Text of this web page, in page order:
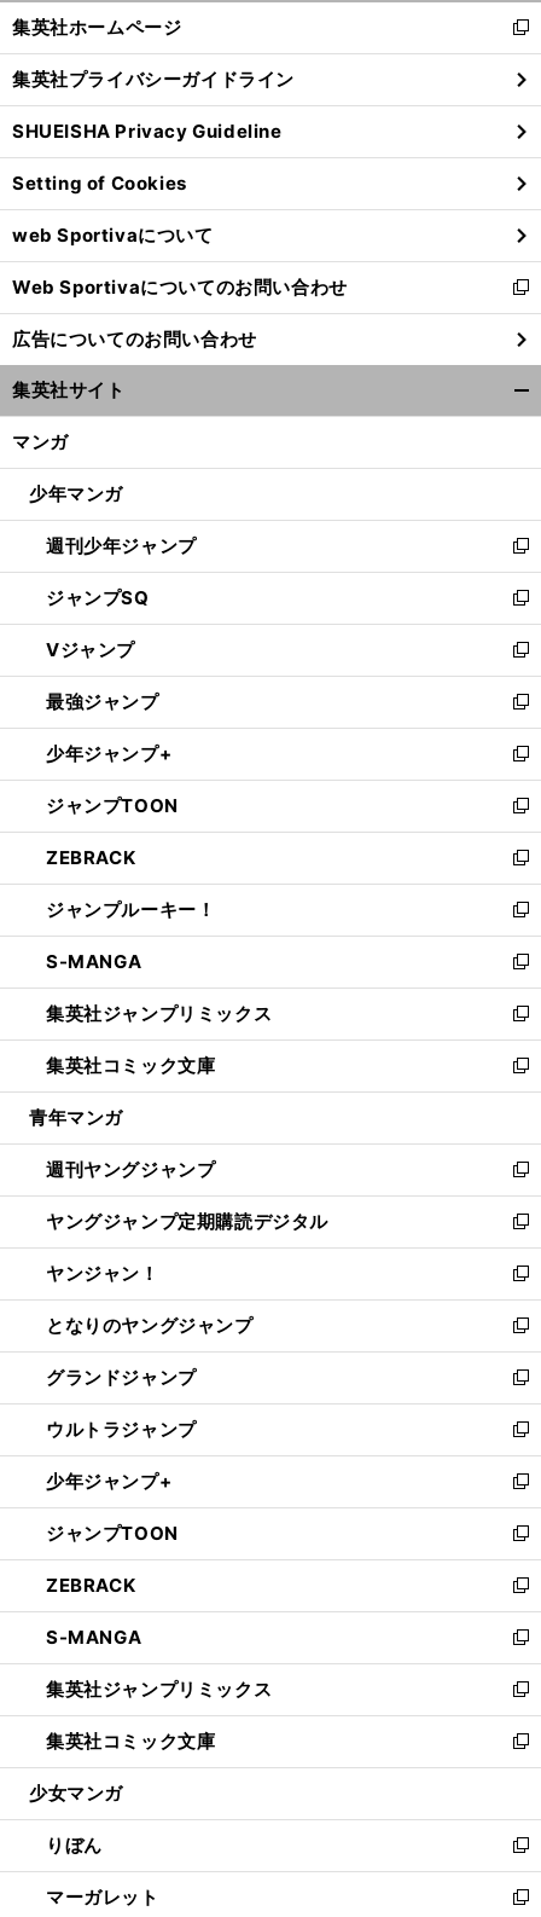
閉
る
集英社ホームページ
新
し
い
ウ
ィ
ン
ド
ウ
で
開
く
集英社プライバシーガイドライン
SHUEISHA Privacy Guideline
Setting of Cookies
web Sportivaについて
Web Sportivaについてのお問い合わせ
新
し
い
ウ
ィ
ン
ウ
開
く
広告についてのお問い合わせ
集英社サイト
マンガ
少年マンガ
週刊少年ジャンプ
新
し
い
ウ
ィ
ン
ド
ウ
で
開
く
ジャンプSQ
新
し
い
ウ
ィ
ン
ド
ウ
で
開
く
Vジャンプ
新
し
い
ウ
ィ
ン
ド
ウ
で
開
く
最強ジャンプ
新
し
い
ウ
ィ
ン
ド
ウ
で
開
く
少年ジャンプ+
新
し
い
ウ
ィ
ン
ド
ウ
で
開
く
ジャンプTOON
新
し
い
ウ
ィ
ン
ド
ウ
で
開
く
ZEBRACK
新
し
い
ウ
ィ
ン
ド
ウ
で
開
ジャンプルーキー！
新
し
い
ウ
ィ
ン
ド
ウ
開
く
S-MANGA
新
し
い
ウ
ィ
ン
ウ
で
開
く
集英社ジャンプリミックス
新
し
い
ウ
ン
ド
ウ
で
開
く
集英社コミック文庫
新
し
ウ
ィ
ン
ド
ウ
で
開
く
青年マンガ
週刊ヤングジャンプ
新
し
い
ウ
ィ
ン
ド
ウ
で
開
く
ヤングジャンプ定期購読デジタル
新
し
い
ウ
ィ
ン
ド
ウ
で
開
く
ヤンジャン！
新
し
い
ウ
ィ
ン
ド
ウ
で
開
く
となりのヤングジャンプ
新
し
い
ウ
ィ
ン
ド
ウ
で
開
く
グランドジャンプ
新
し
い
ウ
ィ
ン
ド
ウ
で
開
く
ウルトラジャンプ
新
し
い
ウ
ィ
ン
ド
ウ
で
開
く
少年ジャンプ+
新
し
い
ウ
ィ
ン
ド
ウ
で
開
く
ジャンプTOON
新
し
い
ウ
ィ
ン
ド
ウ
で
開
ZEBRACK
新
し
い
ウ
ィ
ン
ド
ウ
開
く
S-MANGA
新
し
い
ウ
ィ
ン
ウ
で
開
く
集英社ジャンプリミックス
新
し
い
ウ
ン
ド
ウ
で
集英社コミック文庫
新
し
ウ
ィ
ン
ド
少女マンガ
りぼん
新
し
い
マーガレット 新